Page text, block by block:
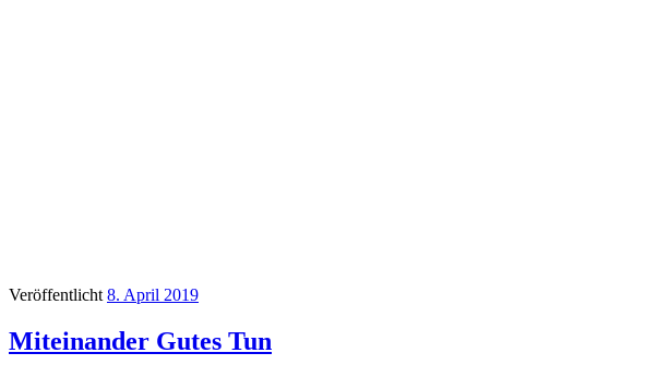
Veröffentlicht 8. April 2019
Miteinander Gutes Tun